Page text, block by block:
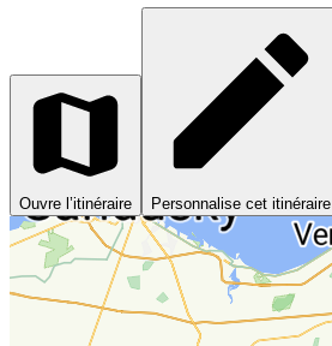
Ouvre l’itinéraire Personnalise cet itinéraire